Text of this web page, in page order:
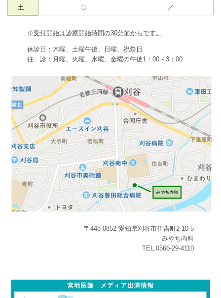
土 〇 ／
※受付開始は診療開始時間の30分前からです。
休診日：木曜、土曜午後、日曜、祝祭日
往 診：月曜、火曜、水曜、金曜の午後1：00～3：00
〒448-0852 愛知県刈谷市住吉町2-10-5
みやち内科
TEL.0566-29-4110